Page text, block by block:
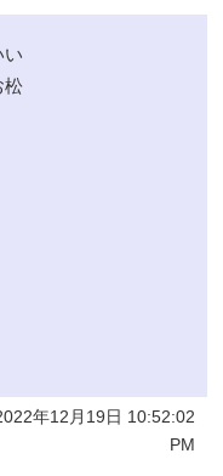
い
松
年12月19日 10:52:02
PM